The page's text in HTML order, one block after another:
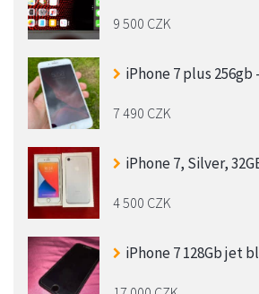
9 500 CZK
iPhone 7 plus 256gb
7 490 CZK
iPhone 7, Silver,
4 500 CZK
iPhone 7 128Gb jet